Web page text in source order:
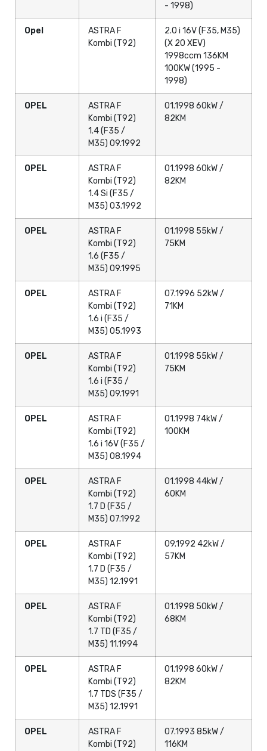
- 1998)
Opel
ASTRA F
Kombi (T92)
2.0 i 16V (F35, M35)
(X 20 XEV)
1998ccm 136KM
100KW (1995 -
1998)
OPEL
ASTRA F
Kombi (T92)
1.4 (F35 /
M35) 09.1992
01.1998 60kW /
82KM
OPEL
ASTRA F
Kombi (T92)
1.4 Si (F35 /
M35) 03.1992
01.1998 60kW /
82KM
OPEL
ASTRA F
Kombi (T92)
1.6 (F35 /
M35) 09.1995
01.1998 55kW /
75KM
OPEL
ASTRA F
Kombi (T92)
1.6 i (F35 /
M35) 05.1993
07.1996 52kW /
71KM
OPEL
ASTRA F
Kombi (T92)
1.6 i (F35 /
M35) 09.1991
01.1998 55kW /
75KM
OPEL
ASTRA F
Kombi (T92)
1.6 i 16V (F35 /
M35) 08.1994
01.1998 74kW /
100KM
OPEL
ASTRA F
Kombi (T92)
1.7 D (F35 /
M35) 07.1992
01.1998 44kW /
60KM
OPEL
ASTRA F
Kombi (T92)
1.7 D (F35 /
M35) 12.1991
09.1992 42kW /
57KM
OPEL
ASTRA F
Kombi (T92)
1.7 TD (F35 /
M35) 11.1994
01.1998 50kW /
68KM
OPEL
ASTRA F
Kombi (T92)
1.7 TDS (F35 /
M35) 12.1991
01.1998 60kW /
82KM
OPEL
ASTRA F
Kombi (T92)
07.1993 85kW /
116KM